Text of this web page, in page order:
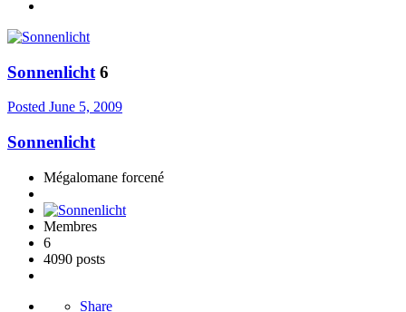
Sonnenlicht 6
Posted June 5, 2009
Sonnenlicht
Mégalomane forcené
Membres
6
4090 posts
Share